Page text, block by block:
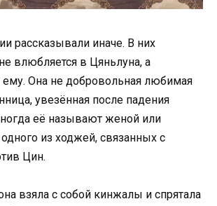
рассказывали иначе. В них
влюбляется в Цяньлуна, а
ему. Она не добровольная любимая
увезённая после падения
её называют женой или
из ходжей, связанных с
Цин.
взяла с собой кинжалы и спрятала